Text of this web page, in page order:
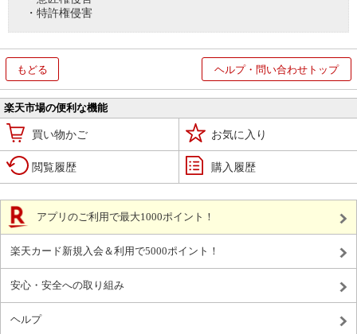
・特許権侵害
もどる ヘルプ・問い合わせトップ
楽天市場の便利な機能
買い物かご お気に入り
閲覧履歴 購入履歴
アプリのご利用で最大1000ポイント！
楽天カード新規入会＆利用で5000ポイント！
安心・安全への取り組み
ヘルプ